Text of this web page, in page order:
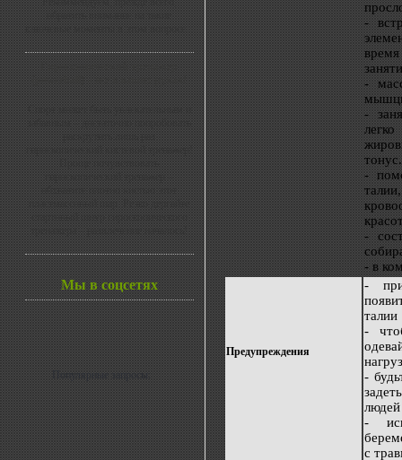
Мы в соцсетях
Популярные запросы:
-
-
-
тонус.
-
-
- в
Предупреждения
- при
талии
-
-
людей
-
с